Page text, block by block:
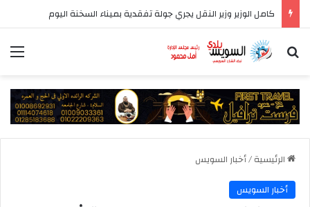
بحث عن
الرئيسية/أخبار السويس
أخبار السويس